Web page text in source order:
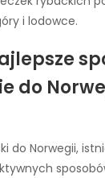
i lodowce.
do
do Norwegii,